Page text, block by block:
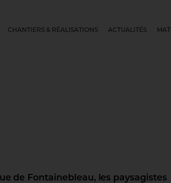
CHANTIERS & RÉALISATIONS ACTUALITÉS
de Fontainebleau, les paysagistes